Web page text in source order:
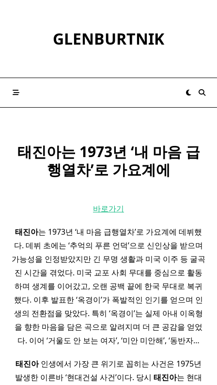
GLENBURTNIK
태진아는 1973년 ‘내 마음 급
행열차’로 가요계에
바로가기
태진아는 1973년 ‘내 마음 급행열차’로 가요계에 데뷔했
다. 데뷔 초에는 ‘추억의 푸른 언덕’으로 신인상을 받으며
가능성을 인정받았지만 긴 무명 생활과 미국 이주 등 굴곡
진 시간을 겪었다. 미국 교포 사회 무대를 중심으로 활동
하며 생계를 이어갔고, 오랜 공백 끝에 한국 무대로 복귀
했다. 이후 발표한 ‘옥경이’가 폭발적인 인기를 얻으며 인
생의 전환점을 맞았다. 특히 ‘옥경이’는 실제 아내 이옥형
을 향한 마음을 담은 곡으로 알려지며 더 큰 공감을 얻었
다. 이어 ‘거울도 안 보는 여자’, ‘미안 미안해’, ‘동반자…
태진아인생에서 가장 큰 위기로 꼽히는 사건은 1975년
발생한 이른바 ‘현대건설 사건’이다. 당시 태진아는 현대